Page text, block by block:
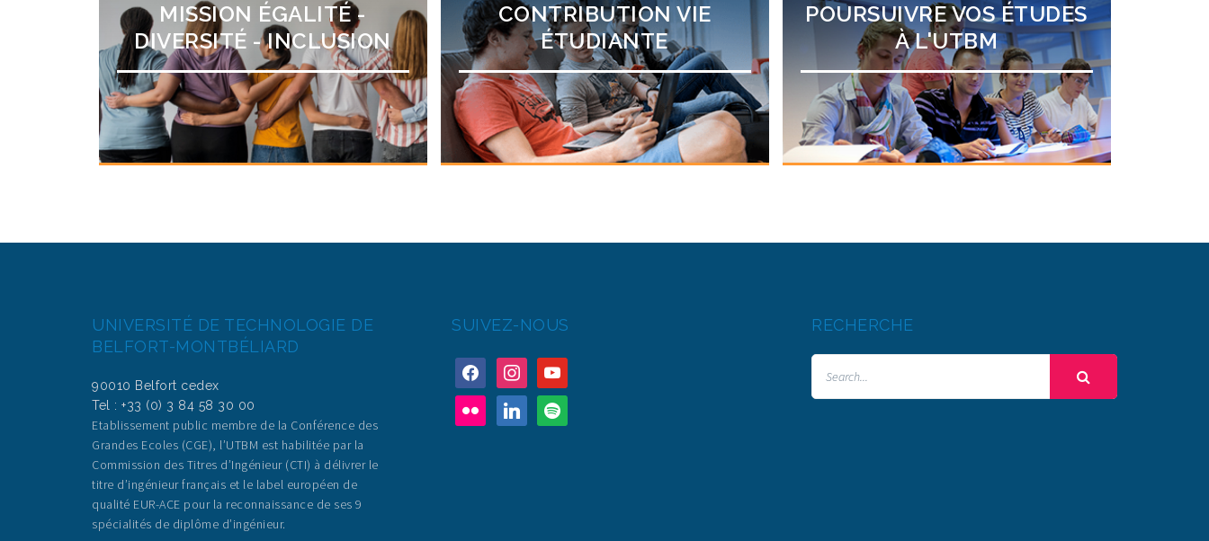
MISSION ÉGALITÉ -
DIVERSITÉ - INCLUSION
CONTRIBUTION VIE
ÉTUDIANTE
POURSUIVRE VOS ÉTUDES
À L'UTBM
UNIVERSITÉ DE TECHNOLOGIE DE
BELFORT-MONTBÉLIARD
90010 Belfort cedex
Tel : +33 (0) 3 84 58 30 00
Etablissement public membre de la Conférence des
Grandes Ecoles (CGE), l’UTBM est habilitée par la
Commission des Titres d’Ingénieur (CTI) à délivrer le
titre d’ingénieur français et le label européen de
qualité EUR-ACE pour la reconnaissance de ses 9
spécialités de diplôme d’ingénieur.
SUIVEZ-NOUS RECHERCHE